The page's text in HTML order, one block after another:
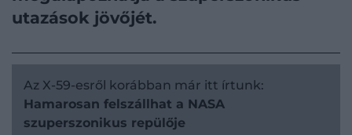
utazások jövőjét.
Az X-59-esről korábban már itt írtunk:
Hamarosan felszállhat a NASA
szuperszonikus repülője